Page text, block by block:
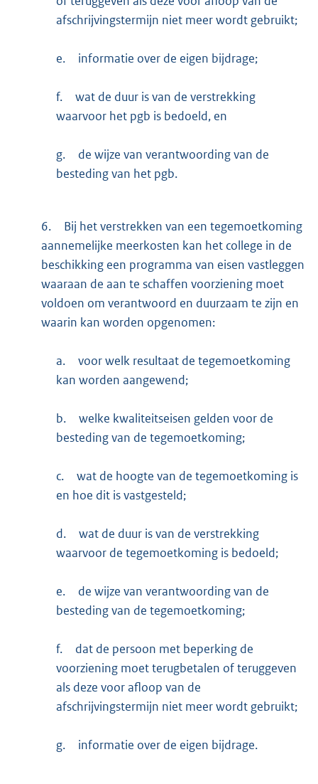
afschrijvingstermijn niet meer wordt gebruikt;
e. informatie over de eigen bijdrage;
f.
wat de duur is van de verstrekking
waarvoor het pgb is bedoeld, en
g.
de wijze van verantwoording van de
besteding van het pgb.
6.
Bij het verstrekken van een tegemoetkoming
aannemelijke meerkosten kan het college in de
beschikking een programma van eisen vastleggen
waaraan de aan te schaffen voorziening moet
voldoen om verantwoord en duurzaam te zijn en
waarin kan worden opgenomen:
a.
voor welk resultaat de tegemoetkoming
kan worden aangewend;
b.
welke kwaliteitseisen gelden voor de
besteding van de tegemoetkoming;
c.
wat de hoogte van de tegemoetkoming is
en hoe dit is vastgesteld;
d.
wat de duur is van de verstrekking
waarvoor de tegemoetkoming is bedoeld;
e.
de wijze van verantwoording van de
besteding van de tegemoetkoming;
f.
dat de persoon met beperking de
voorziening moet terugbetalen of teruggeven
als deze voor afloop van de
afschrijvingstermijn niet meer wordt gebruikt;
g. informatie over de eigen bijdrage.